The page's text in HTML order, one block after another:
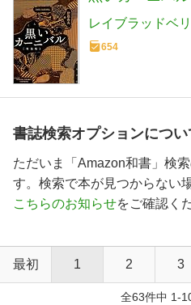
レイブラッドベリ
654
書誌検索オプションについ
ただいま「Amazon和書」検
す。検索で本が見つからない
こちらのお知らせをご確認く
最初 1 2 3
全63件中 1-